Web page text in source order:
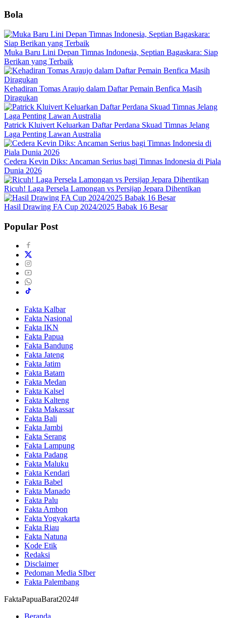
Bola
Muka Baru Lini Depan Timnas Indonesia, Septian Bagaskara: Siap
Berikan yang Terbaik
Kehadiran Tomas Araujo dalam Daftar Pemain Benfica Masih
Diragukan
Patrick Kluivert Keluarkan Daftar Perdana Skuad Timnas Jelang
Laga Penting Lawan Australia
Cedera Kevin Diks: Ancaman Serius bagi Timnas Indonesia di Piala
Dunia 2026
Ricuh! Laga Persela Lamongan vs Persijap Jepara Dihentikan
Hasil Drawing FA Cup 2024/2025 Babak 16 Besar
Popular Post
Fakta Kalbar
Fakta Nasional
Fakta IKN
Fakta Papua
Fakta Bandung
Fakta Jateng
Fakta Jatim
Fakta Batam
Fakta Medan
Fakta Kalsel
Fakta Kalteng
Fakta Makassar
Fakta Bali
Fakta Jambi
Fakta Serang
Fakta Lampung
Fakta Padang
Fakta Maluku
Fakta Kendari
Fakta Babel
Fakta Manado
Fakta Palu
Fakta Ambon
Fakta Yogyakarta
Fakta Riau
Fakta Natuna
Kode Etik
Redaksi
Disclaimer
Pedoman Media SIber
Fakta Palembang
FaktaPapuaBarat2024#